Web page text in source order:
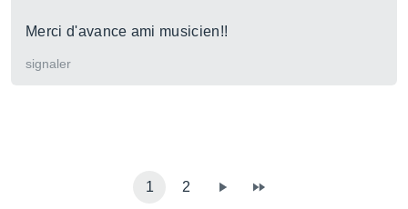
Merci d'avance ami musicien!!
signaler
1 2